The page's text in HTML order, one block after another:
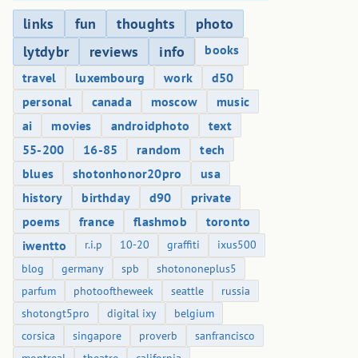
links fun thoughts
photo
lytdybr
reviews info
books
travel
luxembourg work
d50
personal
canada moscow
music
ai
movies androidphoto
text
55-200
16-85 random
tech
blues
shotonhonor20pro
usa
history
birthday d90
private
poems
france flashmob
toronto
iwentto
r.i.p 10-20 graffiti
ixus500
blog
germany spb
shotononeplus5
parfum
photooftheweek seattle
russia
shotongt5pro
digital ixy
belgium
corsica
singapore proverb
sanfrancisco